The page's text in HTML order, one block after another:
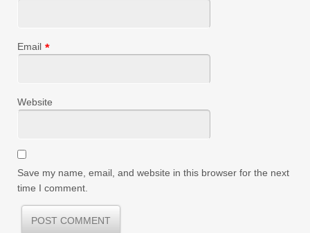
Email *
Website
Save my name, email, and website in this browser for the next
time I comment.